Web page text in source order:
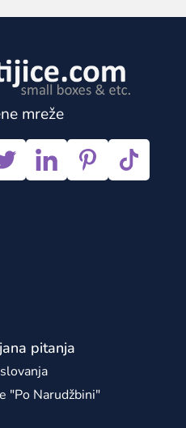
mreže
pitanja
"po Narudžbini"